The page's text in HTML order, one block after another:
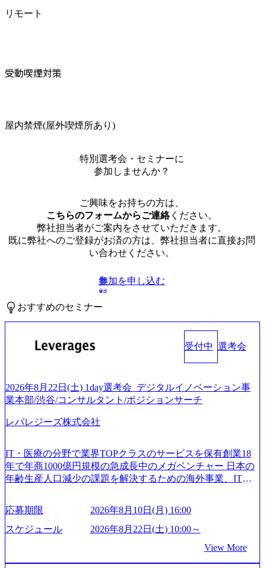
リモート
受動喫煙対策
屋内禁煙(屋外喫煙所あり)
特別選考会・セミナーに
参加しませんか？
ご興味をお持ちの方は、
こちらのフォームからご連絡ください。
弊社担当者がご案内をさせていただきます。
既に弊社へのご登録がお済の方は、弊社担当者に直接お問
い合わせください。
無
料
参加を申し込む
おすすめのセミナー
受付中 選考会
2026年8月22日(土) 1day選考会_デジタルイノベーション事
業本部/渋谷/コンサルタント/ポジションサーチ
レバレジーズ株式会社
IT・医療の分野で業界TOPクラスのサービスを保有創業18
年で年商1000億円規模の急成長中のメガベンチャー 日本の
年齢生産人口減少の課題を解決するための海外事業、IT事
以上の事業を展開する オールインハウスの組織体制をとっ
ており社内で新しい事業開発などの人員調達できる 独立資
本経営をとっており、事業創造の自由度が高い https://storag
s/20240925162633_7242d0de-3e54-4f03-b076-00318d5c0dff_120
0x644.webp レバレジーズ株式会社 会社説明資料 (https://spea
応募期限
2026年8月10日(月) 16:00
スケジュール
2026年8月22日(土) 10:00～
View More